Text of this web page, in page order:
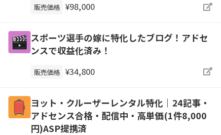
販売価格 ¥98,000
スポーツ選手の嫁に特化したブログ！アドセ
ンスで収益化済み！
販売価格 ¥34,800
ヨット・クルーザーレンタル特化｜24記事・
アドセンス合格・配信中・高単価(1件8,000
円)ASP提携済